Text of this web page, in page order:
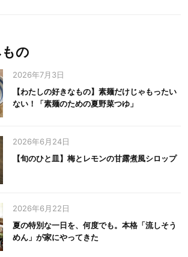
の
2026年7月3日
【わたしの好きなもの】素麺だけじゃもったい
ない！「素麺のための夏野菜つゆ」
2026年6月24日
【旬のひと皿】梅とレモンの甘露煮風シロップ
2026年6月22日
夏の特別な一日を、何度でも。本格「流しそう
めん」が家にやってきた